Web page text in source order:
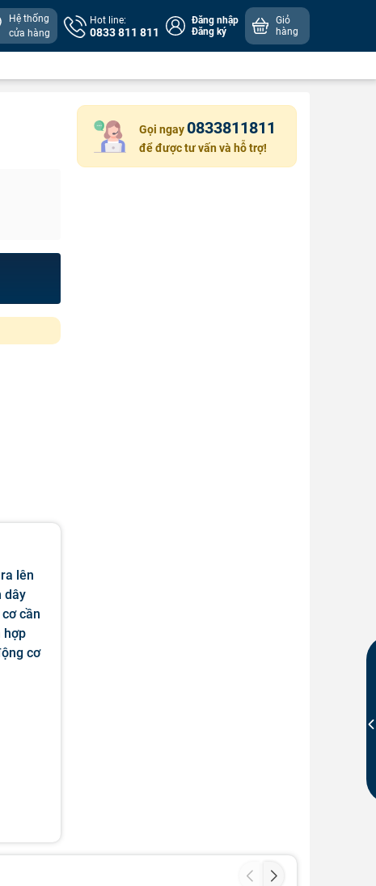
Hệ thống
cửa hàng
Hot line:
0833 811 811
Đăng nhập
Đăng ký
Giỏ
hàng
Gọi ngay 0833811811
để được tư vấn và hỗ trợ!
lên
dây
cần
hợp
cơ